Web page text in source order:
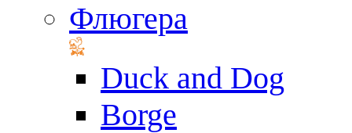
Флюгера
Duck and Dog
Borge